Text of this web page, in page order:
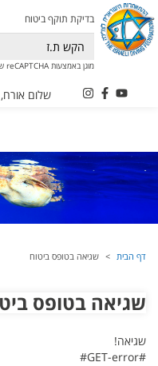
בדיקת תוקף ביטוח
מוגן באמצעות reCAPTCHA של גוגל
שלום אורח,
דף הבית שגיאה בטופס ביטוח
שגיאה בטופס
שגיאה!
#GET-error#